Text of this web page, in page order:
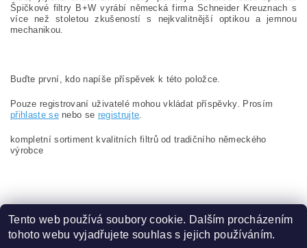
Špičkové filtry B+W vyrábí německá firma Schneider Kreuznach s
více než stoletou zkušeností s nejkvalitnější optikou a jemnou
mechanikou.
Buďte první, kdo napíše příspěvek k této položce.
Pouze registrovaní uživatelé mohou vkládat příspěvky. Prosím
přihlaste senebo se registrujte
kompletní sortiment kvalitních filtrů od tradičního německého
výrobce
Zboží.cz | Heureka.cz
Tento web používá soubory cookie. Dalším procházením
tohoto webu vyjadřujete souhlas s jejich používáním.